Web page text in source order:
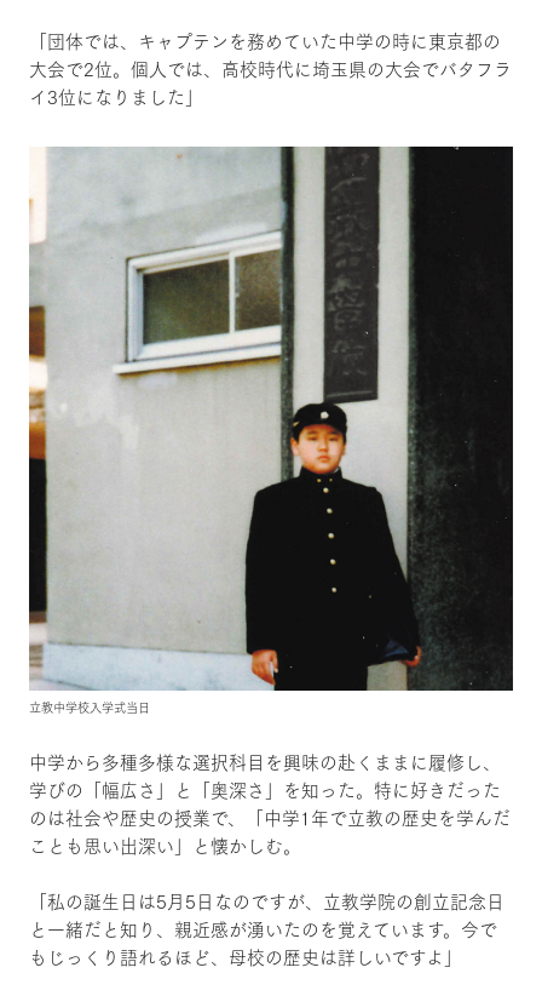
「団体では、キャプテンを務めていた中学の時に東京都の
大会で2位。個人では、高校時代に埼玉県の大会でバタフラ
イ3位になりました」
立教中学校入学式当日
中学から多種多様な選択科目を興味の赴くままに履修し、
学びの「幅広さ」と「奥深さ」を知った。特に好きだった
のは社会や歴史の授業で、「中学1年で立教の歴史を学んだ
ことも思い出深い」と懐かしむ。
「私の誕生日は5月5日なのですが、立教学院の創立記念日
と一緒だと知り、親近感が湧いたのを覚えています。今で
もじっくり語れるほど、母校の歴史は詳しいですよ」